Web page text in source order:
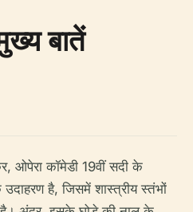
बातें
ओपेरा कॉमेडी 19वीं सदी के
है, जिसमें शास्त्रीय स्तंभों